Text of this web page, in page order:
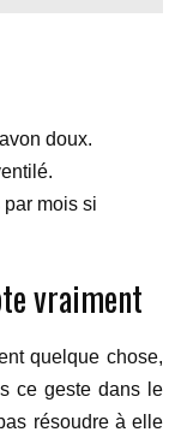
doux.
mois si
vraiment
quelque chose,
ce geste dans le
résoudre à elle